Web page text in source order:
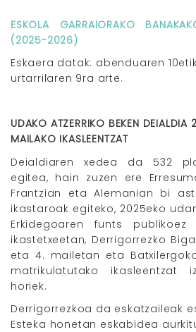
ESKOLA GARRAIORAKO
(2025-2026)
Eskaera datak: abenduaren
urtarrilaren 9ra arte.
UDAKO ATZERRIKO BEKEN
MAILAKO IKASLEENTZAT
Deialdiaren xedea da 532
egitea, hain zuzen ere
Frantzian eta Alemanian bi
ikastaroak egiteko, 2025eko
Erkidegoaren funts publikoez
ikastetxeetan, Derrigorrezko
eta 4. mailetan eta
matrikulatutako ikasleentzat
horiek.
Derrigorrezkoa da eskatzaileak
Esteka honetan eskabidea